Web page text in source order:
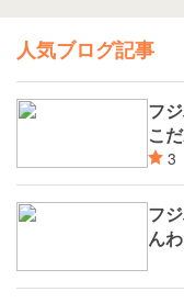
人気ブログ記事
フ
こ
ー3
フ
ん